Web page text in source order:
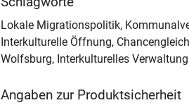
Lokale Migrationspolitik,
Interkulturelle Öffnung,
Wolfsburg, Interkulturelles
Angaben zur Produktsicherheit